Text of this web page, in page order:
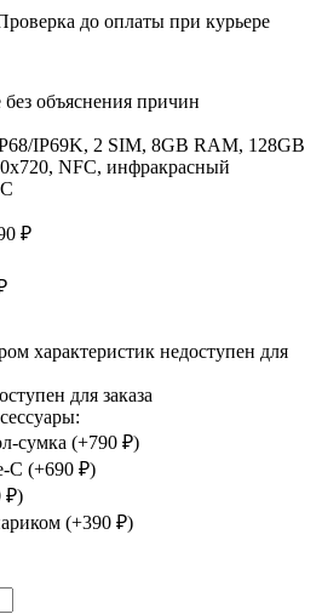
до оплаты при курьере
объяснения причин
IP69K, 2 SIM, 8GB RAM, 128GB
NFC, инфракрасный
₽
характеристик недоступен для
для заказа
сумка (+790 ₽)
C (+690 ₽)
₽)
(+390 ₽)